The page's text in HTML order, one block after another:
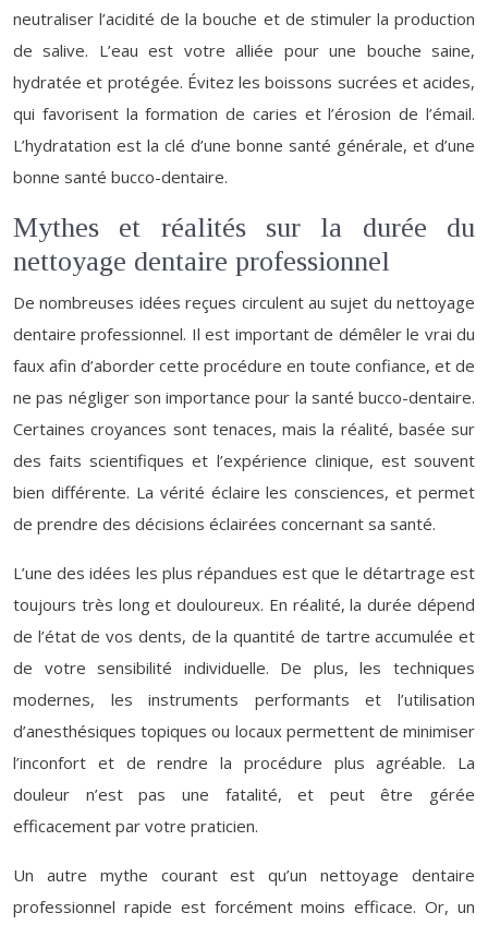
neutraliser l’acidité de la bouche et de stimuler la production
de salive. L’eau est votre alliée pour une bouche saine,
hydratée et protégée. Évitez les boissons sucrées et acides,
qui favorisent la formation de caries et l’érosion de l’émail.
L’hydratation est la clé d’une bonne santé générale, et d’une
bonne santé bucco-dentaire.
Mythes et réalités sur la durée du
nettoyage dentaire professionnel
De nombreuses idées reçues circulent au sujet du nettoyage
dentaire professionnel. Il est important de démêler le vrai du
faux afin d’aborder cette procédure en toute confiance, et de
ne pas négliger son importance pour la santé bucco-dentaire.
Certaines croyances sont tenaces, mais la réalité, basée sur
des faits scientifiques et l’expérience clinique, est souvent
bien différente. La vérité éclaire les consciences, et permet
de prendre des décisions éclairées concernant sa santé.
L’une des idées les plus répandues est que le détartrage est
toujours très long et douloureux. En réalité, la durée dépend
de l’état de vos dents, de la quantité de tartre accumulée et
de votre sensibilité individuelle. De plus, les techniques
modernes, les instruments performants et l’utilisation
d’anesthésiques topiques ou locaux permettent de minimiser
l’inconfort et de rendre la procédure plus agréable. La
douleur n’est pas une fatalité, et peut être gérée
efficacement par votre praticien.
Un autre mythe courant est qu’un nettoyage dentaire
professionnel rapide est forcément moins efficace. Or, un